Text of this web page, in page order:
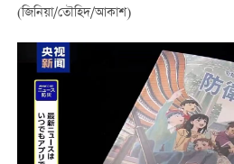
(জিনিয়া/তৌহিদ/আকাশ)